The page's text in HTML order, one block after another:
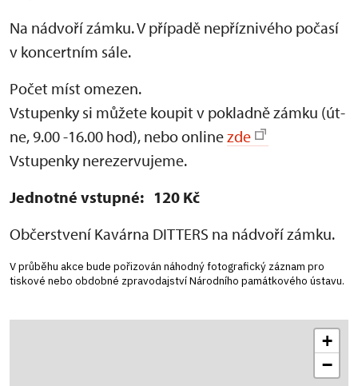
Na nádvoří zámku. V případě nepříznivého počasí
v koncertním sále.
Počet míst omezen.
Vstupenky si můžete koupit v pokladně zámku (út-
ne, 9.00 -16.00 hod), nebo onlinezde
Vstupenky nerezervujeme.
Jednotné vstupné: 120 Kč
Občerstvení Kavárna DITTERS na nádvoří zámku.
V průběhu akce bude pořizován náhodný fotografický záznam pro
tiskové nebo obdobné zpravodajství Národního památkového ústavu.
+
−